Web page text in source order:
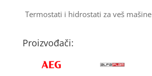
Termostati i hidrostati za veš mašine
Proizvođači: